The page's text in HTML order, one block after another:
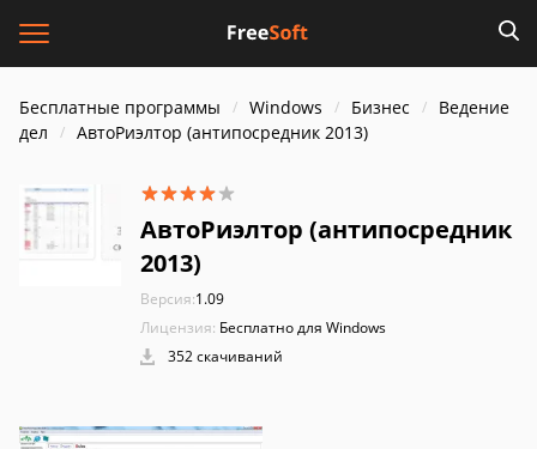
Бесплатные программы Windows Бизнес
Ведение
дел
АвтоРиэлтор (антипосредник 2013)
АвтоРиэлтор (антипосредник
2013)
Версия:1.09
Лицензия: Бесплатно для Windows
352 скачиваний